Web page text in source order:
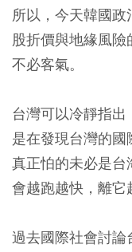
所以，今天韓國
股折價與地緣風
不必客氣。
台灣可以冷靜指
是在發現台灣的
真正怕的未必是
會越跑越快，離它
過去國際社會討論